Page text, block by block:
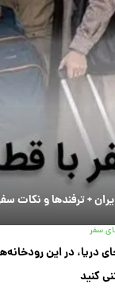
+ ترفندها و نکات
سفر
دریا، در این
کنید